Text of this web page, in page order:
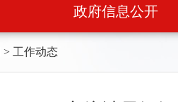
政府信息公开
> 工作动态